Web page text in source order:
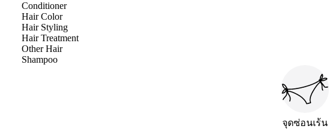
Conditioner
Hair Color
Hair Styling
Hair Treatment
Other Hair
Shampoo
จุดซ่อนเร้น